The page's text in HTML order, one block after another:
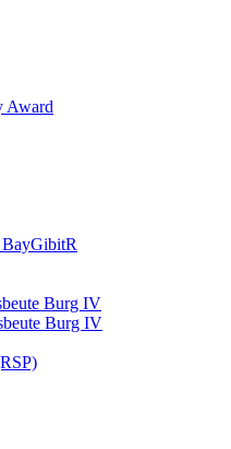
Award
BayGibitR
Burg IV
Burg IV